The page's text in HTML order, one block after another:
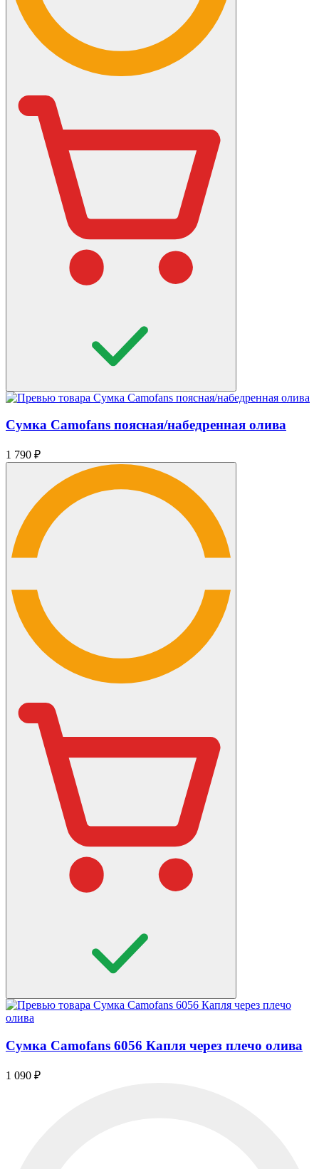
Сумка Camofans поясная/набедренная олива
1 790 ₽
Сумка Camofans 6056 Капля через плечо олива
1 090 ₽